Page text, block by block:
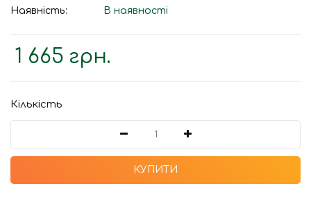
Наявність:
В наявності
1 665 грн.
Кількість
КУПИТИ